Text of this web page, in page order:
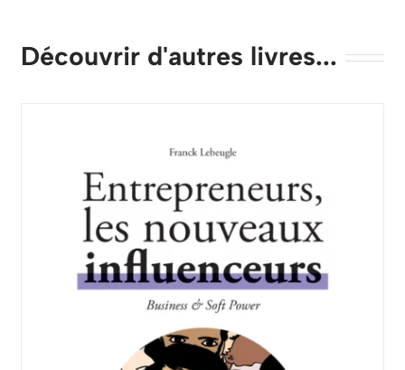
Découvrir d'autres livres...